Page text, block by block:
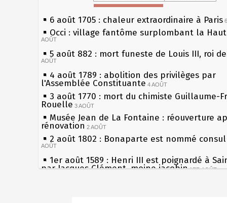
6 août 1705 : chaleur extraordinaire à Paris
Occi : village fantôme surplombant la
AOÛT
5 août 882 : mort funeste de Louis III, roi
AOÛT
4 août 1789 : abolition des privilèges par
l'Assemblée Constituante 4 AOÛT
3 août 1770 : mort du chimiste Guillaume-
Rouelle 3 AOÛT
Musée Jean de La Fontaine : réouverture
rénovation 2 AOÛT
2 août 1802 : Bonaparte est nommé
AOÛT
1er août 1589 : Henri III est poignardé à
par Jacques Clément, moine jacobin 1ER AOÛT